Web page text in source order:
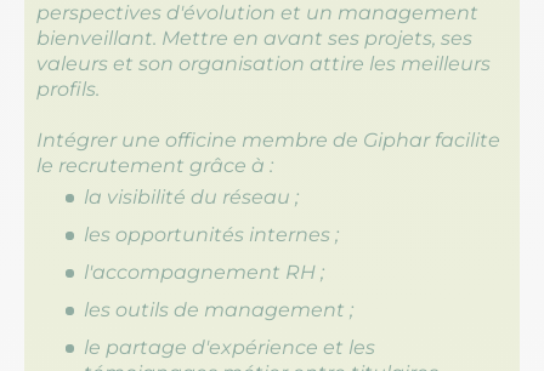
perspectives d'évolution et un management
bienveillant. Mettre en avant ses projets, ses
valeurs et son organisation attire les meilleurs
profils.
Intégrer une officine membre de Giphar facilite
le recrutement grâce à :
la visibilité du réseau ;
les opportunités internes ;
l'accompagnement RH ;
les outils de management ;
le partage d'expérience et les